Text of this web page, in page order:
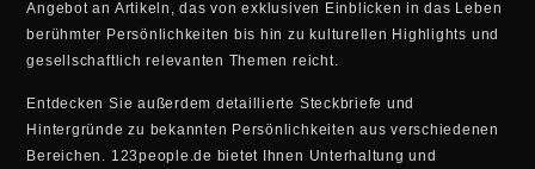
Angebot an Artikeln, das von exklusiven Einblicken in das Leben
berühmter Persönlichkeiten bis hin zu kulturellen Highlights und
gesellschaftlich relevanten Themen reicht.
Entdecken Sie außerdem detaillierte Steckbriefe und
Hintergründe zu bekannten Persönlichkeiten aus verschiedenen
Bereichen. 123people.de bietet Ihnen Unterhaltung und